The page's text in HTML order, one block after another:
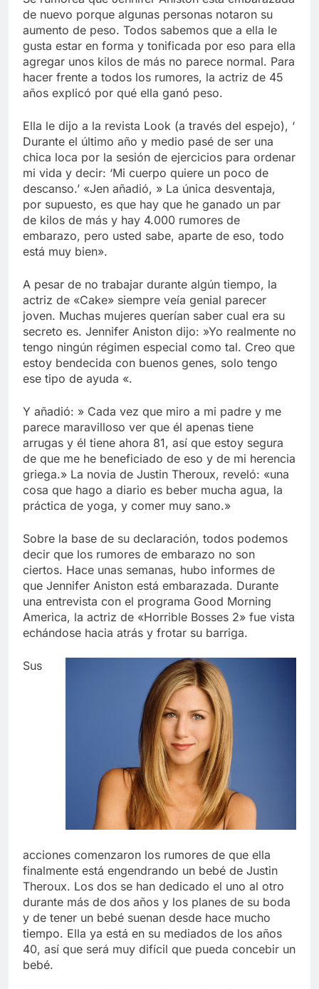
Libre
Crucero en México te
lleva a lugares
paranormales con
binoculares de visión
nocturna y reuniones de
secuestrados
7 Años Atrás
La Inteligencia Artificial
deepfake de Samsung
fabrica un clip de
movimiento desde una
7 Años Atrás
de nuevo porque algunas personas notaron su
aumento de peso. Todos sabemos que a ella le
gusta estar en forma y tonificada por eso para ella
agregar unos kilos de más no parece normal. Para
hacer frente a todos los rumores, la actriz de 45
años explicó por qué ella ganó peso.
Ella le dijo a la revista Look (a través del espejo), ‘
Durante el último año y medio pasé de ser una
chica loca por la sesión de ejercicios para ordenar
mi vida y decir: ‘Mi cuerpo quiere un poco de
descanso.’ «Jen añadió, » La única desventaja,
por supuesto, es que hay que he ganado un par
de kilos de más y hay 4.000 rumores de
embarazo, pero usted sabe, aparte de eso, todo
está muy bien».
A pesar de no trabajar durante algún tiempo, la
actriz de «Cake» siempre veía genial parecer
joven. Muchas mujeres querían saber cual era su
secreto es. Jennifer Aniston dijo: »Yo realmente no
tengo ningún régimen especial como tal. Creo que
estoy bendecida con buenos genes, solo tengo
ese tipo de ayuda «.
Y añadió: » Cada vez que miro a mi padre y me
parece maravilloso ver que él apenas tiene
arrugas y él tiene ahora 81, así que estoy segura
de que me he beneficiado de eso y de mi herencia
griega.» La novia de Justin Theroux, reveló: «una
cosa que hago a diario es beber mucha agua, la
práctica de yoga, y comer muy sano.»
Sobre la base de su declaración, todos podemos
decir que los rumores de embarazo no son
ciertos. Hace unas semanas, hubo informes de
que Jennifer Aniston está embarazada. Durante
una entrevista con el programa Good Morning
America, la actriz de «Horrible Bosses 2» fue vista
echándose hacia atrás y frotar su barriga.
Sus
acciones comenzaron los rumores de que ella
finalmente está engendrando un bebé de Justin
Theroux. Los dos se han dedicado el uno al otro
durante más de dos años y los planes de su boda
y de tener un bebé suenan desde hace mucho
tiempo. Ella ya está en su mediados de los años
40, así que será muy difícil que pueda concebir un
bebé.